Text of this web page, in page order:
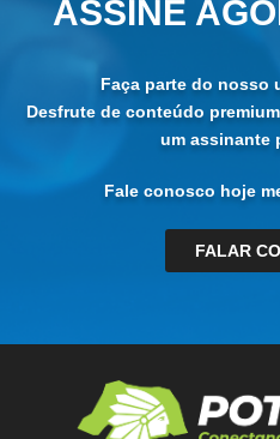
ASSINE
Faça parte do nosso
Desfrute de conteúdo
um assinante
Fale conosco hoje
FALAR